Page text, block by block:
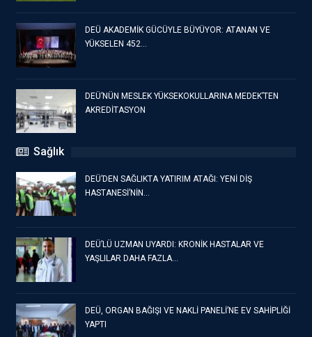
DEÜ AKADEMİK GÜCÜYLE BÜYÜYOR: ATANAN VE
YÜKSELEN 452…
DEÜ’NÜN MESLEK YÜKSEKOKULLARINA MEDEK’TEN
AKREDİTASYON
Sağlık
DEÜ’DEN SAĞLIKTA YATIRIM ATAĞI: YENİ DİŞ
HASTANESİ’NİN…
DEÜ’LÜ UZMAN UYARDI: KRONİK HASTALAR VE
YAŞLILAR DAHA FAZLA…
DEÜ, ORGAN BAĞIŞI VE NAKLİ PANELİ’NE EV SAHİPLİĞİ
YAPTI